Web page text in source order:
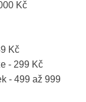
Kč
Kč
- 299 Kč
- 499 až 999